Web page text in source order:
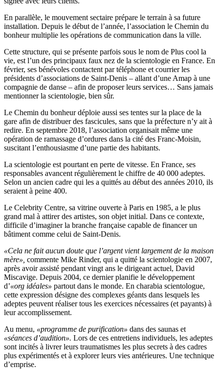
En parallèle, le mouvement sectaire prépare le terrain à sa future
installation. Depuis le début de l’année, l’association le Chemin du
bonheur multiplie les opérations de communication dans la ville.
Cette structure, qui se présente parfois sous le nom de Plus cool la
vie, est l’un des principaux faux nez de la scientologie en France. En
février, ses bénévoles contactent par téléphone et courrier les
présidents d’associations de Saint-Denis – allant d’une Amap à une
compagnie de danse – afin de proposer leurs services… Sans jamais
mentionner la scientologie, bien sûr.
Le Chemin du bonheur déploie aussi ses tentes sur la place de la
gare afin de distribuer des fascicules, sans que la préfecture n’y ait à
redire. En septembre 2018, l’association organisait même une
opération de ramassage d’ordures dans la cité des Franc-Moisin,
suscitant l’enthousiasme d’une partie des habitants.
La scientologie est pourtant en perte de vitesse. En France, ses
responsables avancent régulièrement le chiffre de 40 000 adeptes.
Selon un ancien cadre qui les a quittés au début des années 2010, ils
seraient à peine 400.
Le Celebrity Centre, sa vitrine ouverte à Paris en 1985, a le plus
grand mal à attirer des artistes, son objet initial. Dans ce contexte,
difficile d’imaginer la branche française capable de financer un
bâtiment comme celui de Saint-Denis.
«Cela ne fait aucun doute que l’argent vient largement de la maison
mère», commente Mike Rinder, qui a quitté la scientologie en 2007,
après avoir assisté pendant vingt ans le dirigeant actuel, David
Miscavige. Depuis 2004, ce dernier planifie le développement
d’«org idéales» partout dans le monde. En charabia scientologue,
cette expression désigne des complexes géants dans lesquels les
adeptes peuvent réaliser tous les exercices nécessaires (et payants) à
leur accomplissement.
Au menu, «programme de purification» dans des saunas et
«séances d’audition». Lors de ces entretiens individuels, les adeptes
sont incités à livrer leurs traumatismes les plus secrets à des cadres
plus expérimentés et à explorer leurs vies antérieures. Une technique
d’emprise.